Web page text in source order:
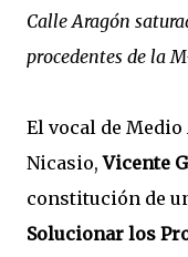
Calle Aragón
procedentes de la
El vocal de Medio
Nicasio, Vicente
constitución de
Solucionar los